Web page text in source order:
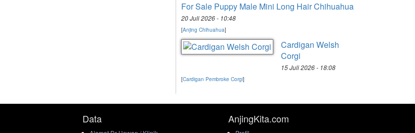
For Sale Puppy Male Mini Long Hair Chihuahua
20 Juli 2026 - 10:48
[Anjing Chihuahua]
Cardigan Welsh
Corgi
15 Juli 2026 - 18:08
[Cardigan Pembroke Corgi]
Data AnjingKita.com